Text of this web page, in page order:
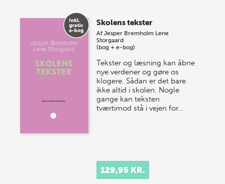
Skolens tekster
AfJesper Bremholm Lene
Storgaard
(bog + e-bog)
Tekster og læsning kan åbne
nye verdener og gøre os
klogere. Sådan er det bare
ikke altid i skolen. Nogle
gange kan teksten
tværtimod stå i vejen for…
129,95 KR.